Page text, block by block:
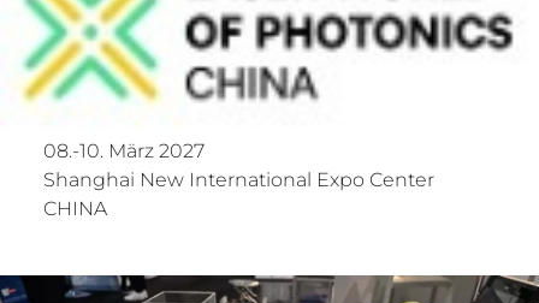
08.-10. März 2027
Shanghai New International Expo Center
CHINA